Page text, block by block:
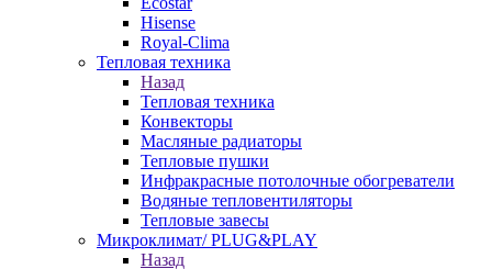
Hisense
Royal-Clima
Тепловая техника
Назад
Тепловая техника
Конвекторы
Масляные радиаторы
Тепловые пушки
Инфракрасные потолочные обогреватели
Водяные тепловентиляторы
Тепловые завесы
Микроклимат/ PLUG&PLAY
Назад